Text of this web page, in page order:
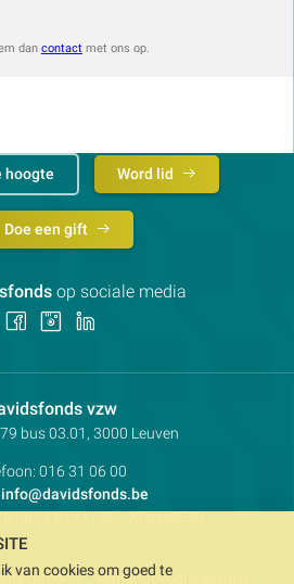
dan contactmet ons op.
vzwContactpersoon:
bus 03.01, 3000 Leuven
016 31 06 00
info@davidsfonds.be
0693 8193- BIC:KREDBEBB
Verkoopsvoorwaarden
hoogte Word lid
Doe een gift
op sociale media
Volg Volg
van cookies om goed te